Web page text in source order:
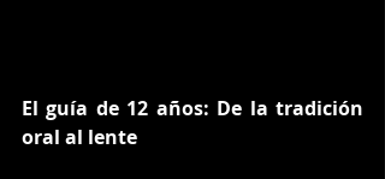
El guía de 12 años: De la tradición
oral al lente